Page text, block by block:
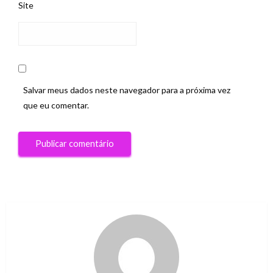
Site
Salvar meus dados neste navegador para a próxima vez
que eu comentar.